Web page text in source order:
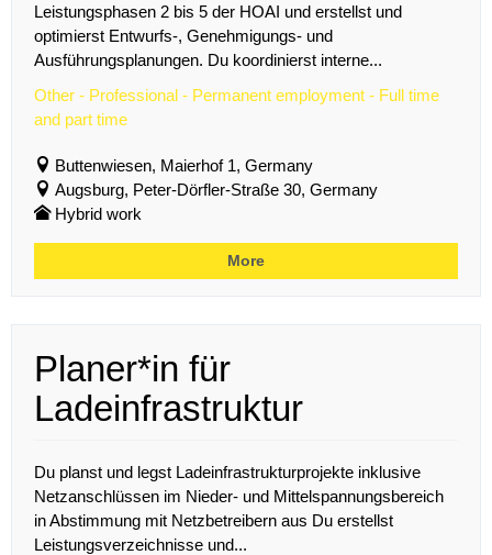
Leistungsphasen 2 bis 5 der HOAI und erstellst und
optimierst Entwurfs-, Genehmigungs- und
Ausführungsplanungen. Du koordinierst interne...
Other - Professional - Permanent employment - Full time
and part time
Buttenwiesen, Maierhof 1, Germany
Augsburg, Peter-Dörfler-Straße 30, Germany
Hybrid work
More
Planer*in für
Ladeinfrastruktur
Du planst und legst Ladeinfrastrukturprojekte inklusive
Netzanschlüssen im Nieder- und Mittelspannungsbereich
in Abstimmung mit Netzbetreibern aus Du erstellst
Leistungsverzeichnisse und...